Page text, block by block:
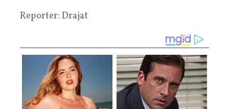
Reporter: Drajat